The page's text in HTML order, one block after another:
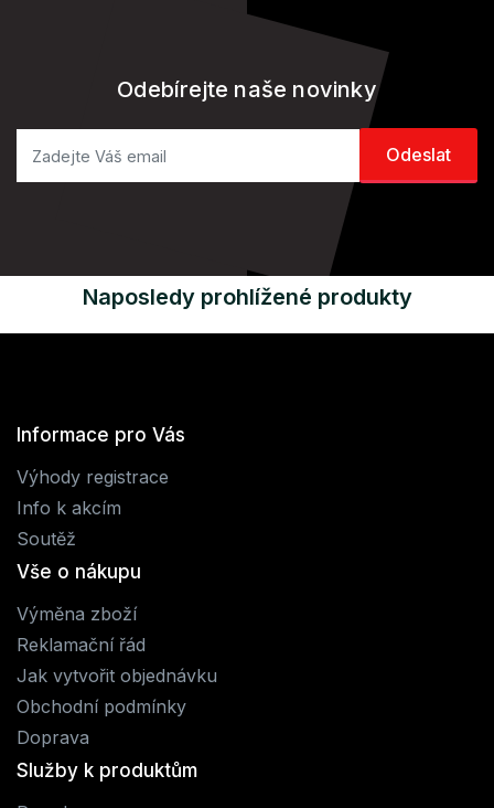
Odebírejte naše novinky
Naposledy prohlížené produkty
Informace pro Vás
Výhody registrace
Info k akcím
Soutěž
Vše o nákupu
Výměna zboží
Reklamační řád
Jak vytvořit objednávku
Obchodní podmínky
Doprava
Služby k produktům